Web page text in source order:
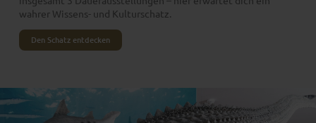
wahrer Wissens- und Kulturschatz.
Den Schatz entdecken